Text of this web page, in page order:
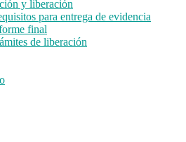
y liberación
para entrega de evidencia
final
de liberación